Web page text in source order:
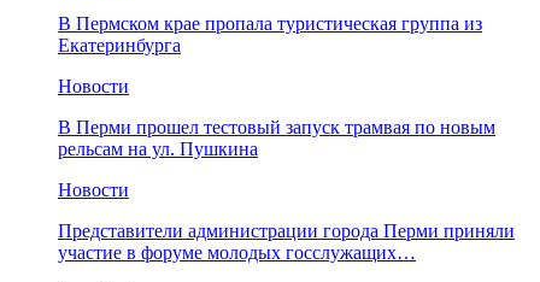
​В Пермском крае пропала туристическая группа из
Екатеринбурга
Новости
В Перми прошел тестовый запуск трамвая по новым
рельсам на ул. Пушкина
Новости
Представители администрации города Перми приняли
участие в форуме молодых госслужащих…